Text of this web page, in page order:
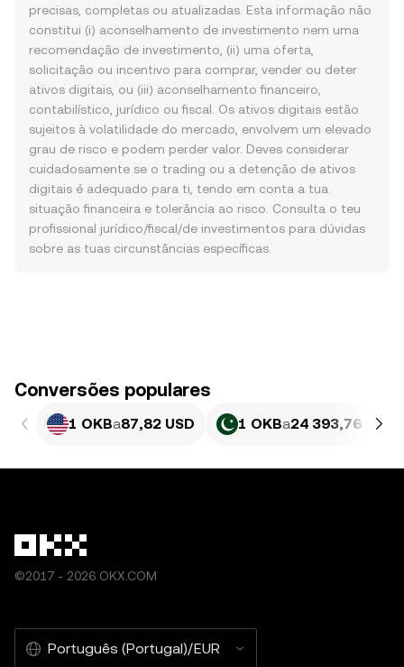
precisas, completas ou atualizadas. Esta informação não
constitui (i) aconselhamento de investimento nem uma
recomendação de investimento, (ii) uma oferta,
solicitação ou incentivo para comprar, vender ou deter
ativos digitais, ou (iii) aconselhamento financeiro,
contabilístico, jurídico ou fiscal. Os ativos digitais estão
sujeitos à volatilidade do mercado, envolvem um elevado
grau de risco e podem perder valor. Deves considerar
cuidadosamente se o trading ou a detenção de ativos
digitais é adequado para ti, tendo em conta a tua
situação financeira e tolerância ao risco. Consulta o teu
profissional jurídico/fiscal/de investimentos para dúvidas
sobre as tuas circunstâncias específicas.
Conversões populares
1 OKBa87,82 USD 1 OKBa24 393,76 PKR
©2017 - 2026 OKX.COM
Português (Portugal)/EUR